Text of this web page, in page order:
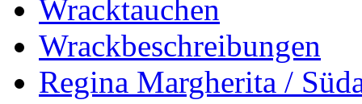
Wracktauchen
Wrackbeschreibungen
Regina Margherita /